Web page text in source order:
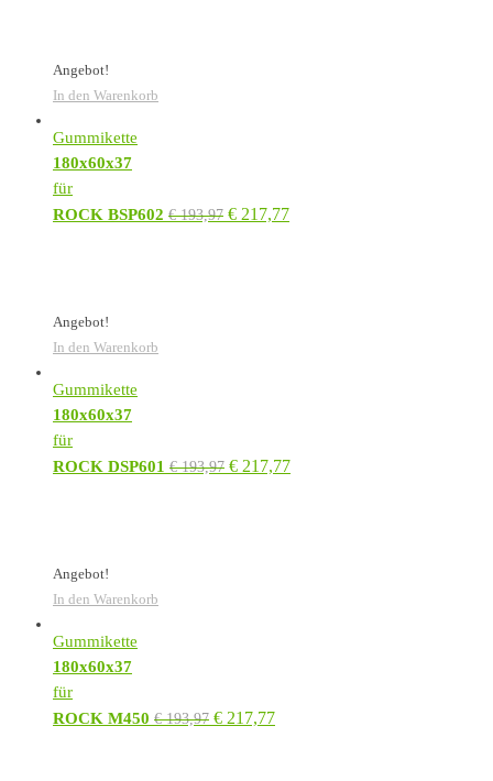
Angebot!
In den Warenkorb
Gummikette
180x60x37
für
ROCK BSP602 €193,97 € 217,77
Angebot!
In den Warenkorb
Gummikette
180x60x37
für
ROCK DSP601 €193,97 € 217,77
Angebot!
In den Warenkorb
Gummikette
180x60x37
für
ROCK M450 €193,97 € 217,77